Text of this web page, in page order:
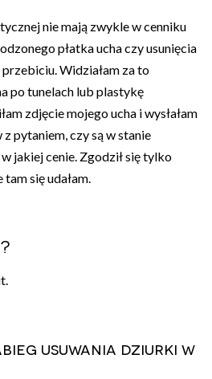
nie mają zwykle w cenniku
płatka ucha czy usunięcia
Widziałam za to
po tunelach lub plastykę
zdjęcie mojego ucha i wysłałam
pytaniem, czy są w stanie
jakiej cenie. Zgodził się tylko
się udałam.
usuwania dziurki w